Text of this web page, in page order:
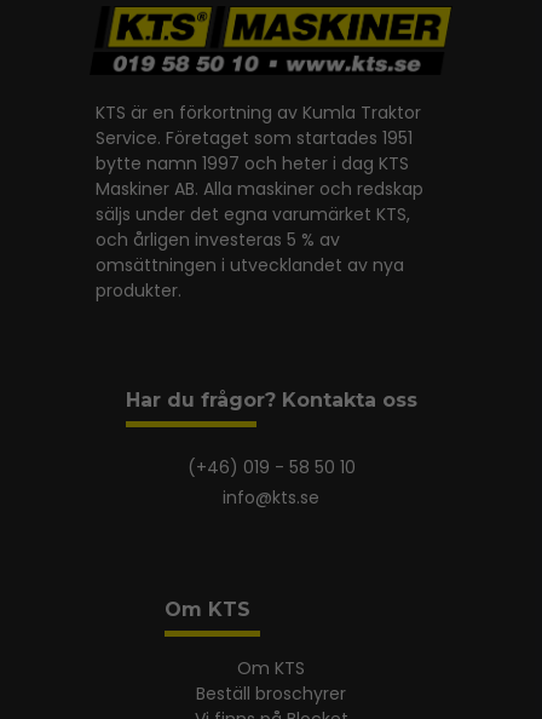
KTS är en förkortning av Kumla Traktor
Service. Företaget som startades 1951
bytte namn 1997 och heter i dag KTS
Maskiner AB. Alla maskiner och redskap
säljs under det egna varumärket KTS,
och årligen investeras 5 % av
omsättningen i utvecklandet av nya
produkter.
Har du frågor? Kontakta oss
(+46) 019 - 58 50 10
info@kts.se
Om KTS
Om KTS
Beställ broschyrer